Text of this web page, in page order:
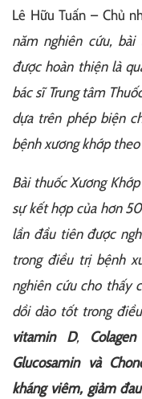
Lê Hữu Tuấn – Chủ
năm nghiên cứu, bài
được hoàn thiện là
bác sĩ Trung tâm
dựa trên phép biện
bệnh xương khớp
Bài thuốc Xương
sự kết hợp của hơn
lần đầu tiên được
trong điều trị bệnh
nghiên cứu cho thấy
dồi dào tốt trong
vitamin D,
Glucosamin và
kháng viêm, giảm